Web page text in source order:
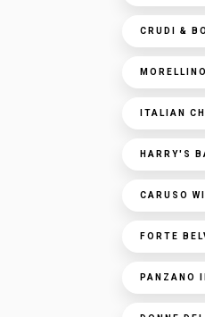
CRUDI &
ITALIAN
HARRY'S
CARUSO
FORTE
PANZANO